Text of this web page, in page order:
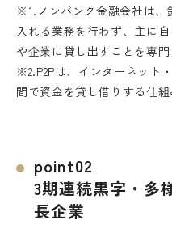
※1.ノンバンク金融会社は、
入れる業務を行わず、主に
や企業に貸し出すことを専門
※2.P2Pは、インターネット
間で資金を貸し借りする仕組
point02
3期連続黒字・多
長企業